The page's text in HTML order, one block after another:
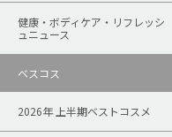
健康・ボディケア・リフレッシ
ュニュース
ベスコス
2026年 上半期ベストコスメ